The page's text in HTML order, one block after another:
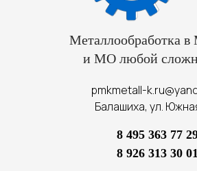
Металлообработка в
и МО любой
pmkmetall-
Балашиха, ул.
8 495 363 77
8 926 313 30 01